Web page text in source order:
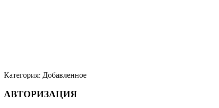
Категория: Добавленное
АВТОРИЗАЦИЯ